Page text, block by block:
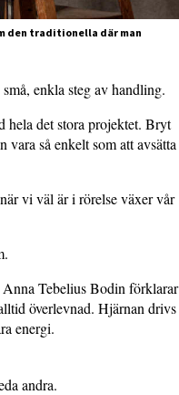
den traditionella där man
enkla steg av handling.
hela det stora projektet. Bryt
vara så enkelt som att avsätta
vi väl är i rörelse växer vår
Tebelius Bodin förklarar
överlevnad. Hjärnan drivs
energi.
andra.